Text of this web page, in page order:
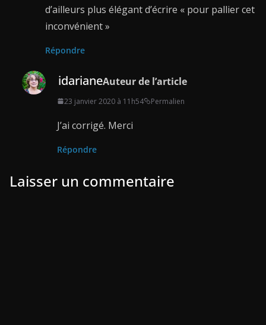
d’ailleurs plus élégant d’écrire « pour pallier cet
inconvénient »
Répondre
idarianeAuteur de l’article
23 janvier 2020 à 11h54 Permalien
J’ai corrigé. Merci
Répondre
Laisser un commentaire